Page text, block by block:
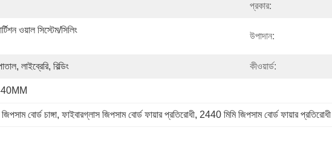
প্রকার:
ওয়াল সিস্টেম/সিলিং
উপাদান:
লাইব্রেরি, বিল্ডিং কীওয়ার্ড:
বোর্ড চাঙ্গা, ফাইবারগ্লাস জিপসাম বোর্ড ফায়ার প্রতিরোধী, 2440 মিমি জিপসাম বোর্ড ফায়ার প্রতিরোধী